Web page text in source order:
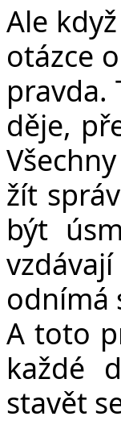
Ale
otázce
pravda.
děje,
žít
být
odnímá
A toto
každé
stavět